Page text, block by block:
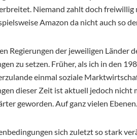
Niemand zahlt doch freiwillig
Amazon da nicht auch so
Regierungen der jeweiligen Länder
zu setzen. Früher, als ich in den
einmal soziale
dieser Zeit ist aktuell jedoch nicht
geworden. Auf ganz vielen Ebenen.
sich zuletzt so stark